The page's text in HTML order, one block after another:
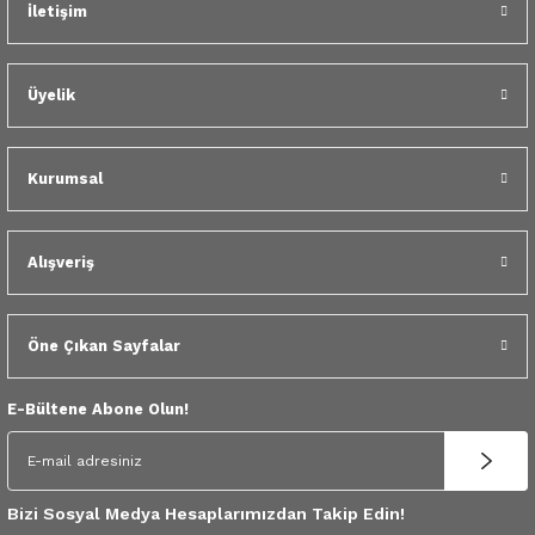
Parça
Parça
Yedek Parça
Parça
İletişim
Üyelik
Kurumsal
Alışveriş
Öne Çıkan Sayfalar
E-Bültene Abone Olun!
Bizi Sosyal Medya Hesaplarımızdan Takip Edin!